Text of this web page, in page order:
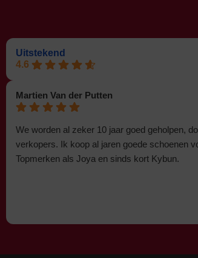
Uitstekend
4.6
Martien Van der Putten
We worden al zeker 10 jaar goed geholpen,
verkopers. Ik koop al jaren goede schoenen
Topmerken als Joya en sinds kort Kybun.